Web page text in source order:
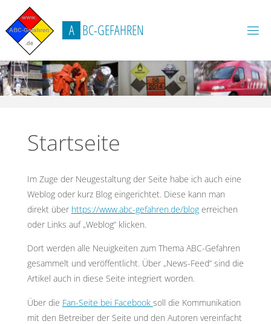
Inhalt
springen
A BC-GEFAHREN
Startseite
Im Zuge der Neugestaltung der Seite habe ich auch eine
Weblog oder kurz Blog eingerichtet. Diese kann man
direkt über https://www.abc-gefahren.de/blogerreichen
oder Links auf „Weblog“ klicken.
Dort werden alle Neuigkeiten zum Thema ABC-Gefahren
gesammelt und veröffentlicht. Über „News-Feed“ sind die
Artikel auch in diese Seite integriert worden.
Über die Fan-Seite bei Facebook soll die Kommunikation
mit den Betreiber der Seite und den Autoren vereinfacht